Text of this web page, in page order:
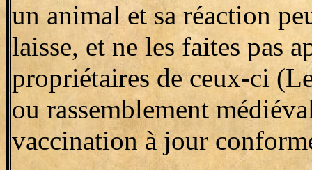
un animal et sa réaction
laisse, et ne les faites pas
propriétaires de ceux-ci
ou rassemblement
vaccination à jour